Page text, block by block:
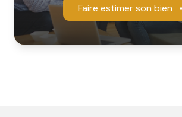
Faire estimer son bien
l’agence située23 rue du
Notre équipe vous accueille et
disponibilité, discrétion et